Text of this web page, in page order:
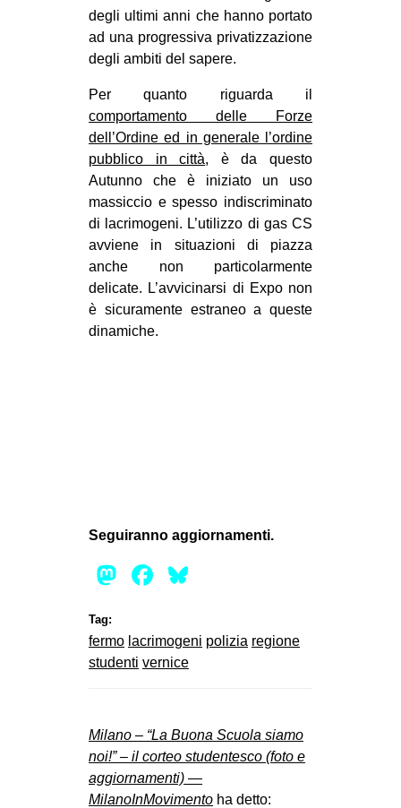
degli ultimi anni che hanno portato
ad una progressiva privatizzazione
degli ambiti del sapere.
Per quanto riguarda il
comportamento delle Forze
dell’Ordine ed in generale l’ordine
pubblico in città, è da questo
Autunno che è iniziato un uso
massiccio e spesso indiscriminato
di lacrimogeni. L’utilizzo di gas CS
avviene in situazioni di piazza
anche non particolarmente
delicate. L’avvicinarsi di Expo non
è sicuramente estraneo a queste
dinamiche.
Seguiranno aggiornamenti.
Mastodon
Facebook
Tag:
fermo lacrimogeni polizia regione
studenti vernice
Milano – “La Buona Scuola siamo
noi!” – il corteo studentesco (foto e
aggiornamenti) —
MilanoInMovimento ha detto: